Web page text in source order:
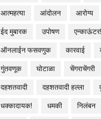
आत्महत्या
आंदोलन आरोग्य
ईद मुबारक
उपोषण एन्काऊंटर!
ऑनलाईन फसवणुक
कारवाई
गुंतवणूक
घोटाळा चेंगराचेंगरी
दहशतवादी
दहशतवादी हल्ला
धक्कादायक!
धमकी निलंबन